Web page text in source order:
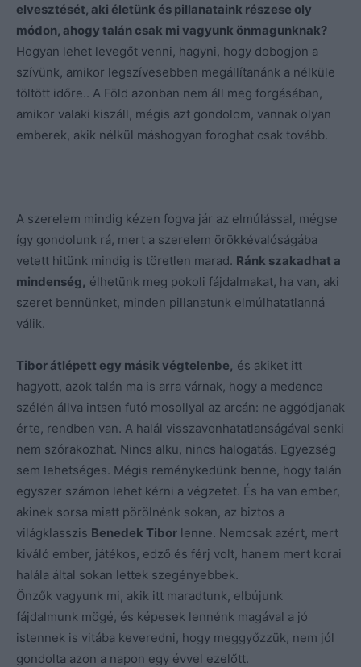
elvesztését, aki életünk és pillanataink részese oly
módon, ahogy talán csak mi vagyunk önmagunknak?
Hogyan lehet levegőt venni, hagyni, hogy dobogjon a
szívünk, amikor legszívesebben megállítanánk a nélküle
töltött időre.. A Föld azonban nem áll meg forgásában,
amikor valaki kiszáll, mégis azt gondolom, vannak olyan
emberek, akik nélkül máshogyan foroghat csak tovább.
A szerelem mindig kézen fogva jár az elmúlással, mégse
így gondolunk rá, mert a szerelem örökkévalóságába
vetett hitünk mindig is töretlen marad. Ránk szakadhat a
mindenség, élhetünk meg pokoli fájdalmakat, ha van, aki
szeret bennünket, minden pillanatunk elmúlhatatlanná
válik.
Tibor átlépett egy másik végtelenbe, és akiket itt
hagyott, azok talán ma is arra várnak, hogy a medence
szélén állva intsen futó mosollyal az arcán: ne aggódjanak
érte, rendben van. A halál visszavonhatatlanságával senki
nem szórakozhat. Nincs alku, nincs halogatás. Egyezség
sem lehetséges. Mégis reménykedünk benne, hogy talán
egyszer számon lehet kérni a végzetet. És ha van ember,
akinek sorsa miatt pörölnénk sokan, az biztos a
világklasszis Benedek Tibor lenne. Nemcsak azért, mert
kiváló ember, játékos, edző és férj volt, hanem mert korai
halála által sokan lettek szegényebbek.
Önzők vagyunk mi, akik itt maradtunk, elbújunk
fájdalmunk mögé, és képesek lennénk magával a jó
istennek is vitába keveredni, hogy meggyőzzük, nem jól
gondolta azon a napon egy évvel ezelőtt.